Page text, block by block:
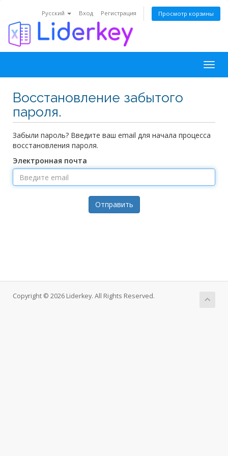
Русский Вход Регистрация Просмотр корзины
Восстановление забытого
пароля.
Забыли пароль? Введите ваш email для начала процесса
восстановления пароля.
Электронная почта
Отправить
Copyright © 2026 Liderkey. All Rights Reserved.